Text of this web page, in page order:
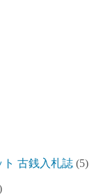
ト 古銭入札誌 (5)